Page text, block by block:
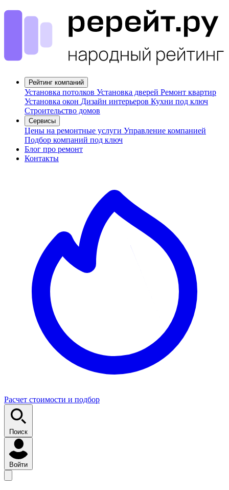
Рейтинг компаний
Установка потолков Установка дверей Ремонт квартир
Установка окон Дизайн интерьеров Кухни под ключ
Строительство домов
Сервисы
Цены на ремонтные услуги Управление компанией
Подбор компаний под ключ
Блог про ремонт
Контакты
Расчет стоимости и подбор
Поиск
Войти